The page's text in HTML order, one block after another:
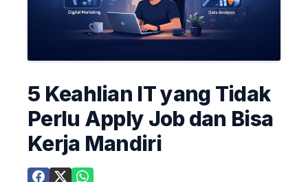
5 Keahlian IT yang Tidak
Perlu Apply Job dan Bisa
Kerja Mandiri